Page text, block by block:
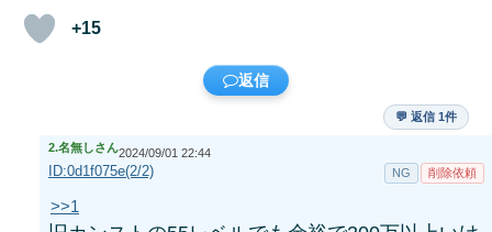
+15
返信
💬 返信 1件
2.名無しさん2024/09/01 22:44
ID:0d1f075e(2/2) NG 削除依頼
>>1